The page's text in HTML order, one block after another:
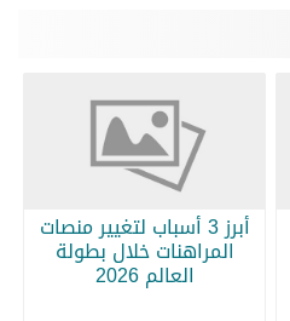
أبرز 3 أسباب لتغيير منصات
المراهنات خلال بطولة
العالم 2026